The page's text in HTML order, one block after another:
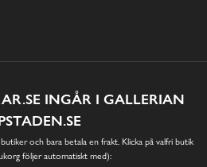
INGÅR I GALLERIAN
och bara betala en frakt. Klicka på valfri butik
följer automatiskt med):